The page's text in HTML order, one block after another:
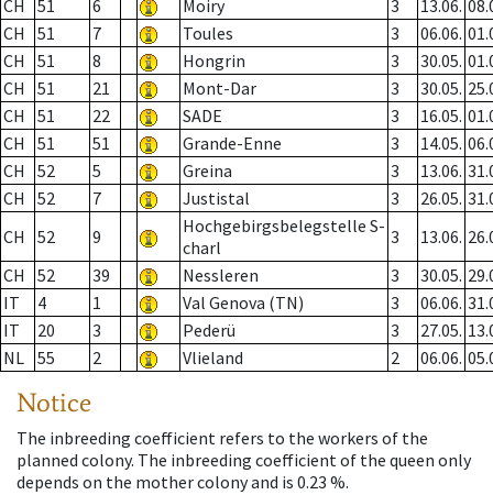
CH 51 6 Moiry 3 13.06.
CH
51 7 Toules 3 06.06.
CH
51 8 Hongrin 3 30.05.
CH
51 21 Mont-Dar 3 30.05.
CH
51 22 SADE 3 16.05.
CH
51 51 Grande-Enne 3 14.05.
CH
52 5 Greina 3 13.06.
CH
52 7 Justistal 3 26.05.
CH
52 9
Hochgebirgsbelegstelle S-
charl
3 13.06.
CH
52 39 Nessleren 3 30.05.
IT
4 1 Val Genova (TN) 3 06.06.
IT
20 3 Pederü 3 27.05.
NL 55 2 Vlieland 2 06.06.
Notice
The inbreeding coefficient refers to the workers of the
planned colony. The inbreeding coefficient of the queen only
depends on the mother colony and is 0.23 %.